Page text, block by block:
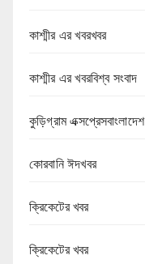
কাশ্মীর এর খবরখবর
কাশ্মীর এর খবরবিশ্ব সংবাদ
কুড়িগ্রাম এক্সপ্রেসবাংলাদেশ
কোরবানি ঈদখবর
ক্রিকেটের খবর
ক্রিকেটের খবর